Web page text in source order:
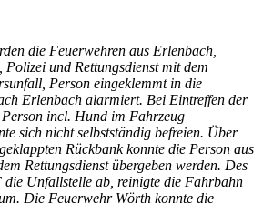
die Feuerwehren aus Erlenbach,
und Rettungsdienst mit dem
Person eingeklemmt in die
Erlenbach alarmiert. Bei Eintreffen der
incl. Hund im Fahrzeug
sich nicht selbstständig befreien. Über
Rückbank konnte die Person aus
Rettungsdienst übergeben werden. Des
die Unfallstelle ab, reinigte die Fahrbahn
Die Feuerwehr Wörth konnte die